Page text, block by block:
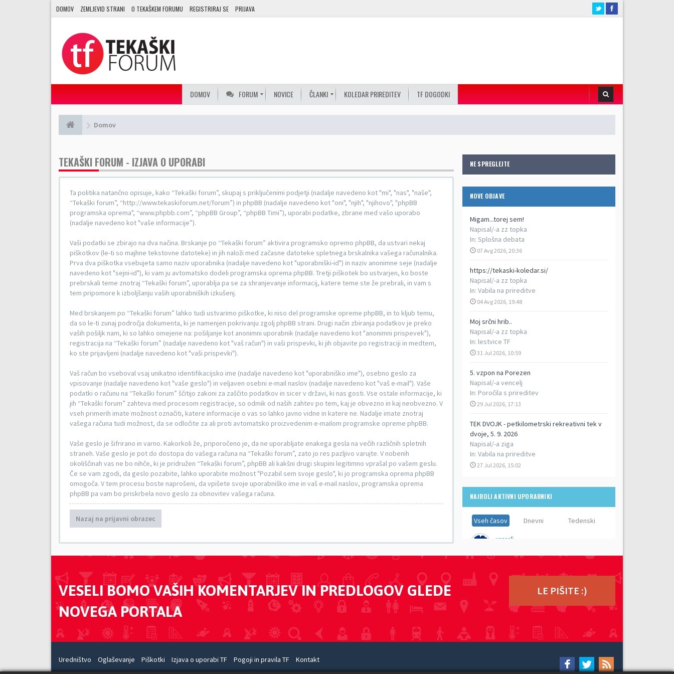
DOMOV ZEMLJEVID STRANI O TEKAŠKEM FORUMU REGISTRIRAJ SE PRIJAVA
DOMOV FORUM NOVICE ČLANKI KOLEDAR PRIREDITEV TF DOGODKI
Domov
NE SPREGLEJTE
NOVE OBJAVE
Migam...torej sem!
Napisal/-a zz topka
In: Splošna debata
07 Avg 2026, 20:36
https://tekaski-koledar.si/
Napisal/-a zz topka
In: Vabila na prireditve
04 Avg 2026, 19:48
Moj srčni hrib..
Napisal/-a zz topka
In: lestvice TF
31 Jul 2026, 10:59
5. vzpon na Porezen
Napisal/-a vencelj
In: Poročila s prireditev
29 Jul 2026, 17:13
TEK DVOJK - petkilometrski rekreativni tek v
dvoje, 5. 9. 2026
Napisal/-a ziga
In: Vabila na prireditve
27 Jul 2026, 15:02
NAJBOLJ AKTIVNI UPORABNIKI
Vseh časov Dnevni Tedenski
vencelj
ZdravkoC
Prispevkov:
ero
lenči
TEKAŠKI FORUM - IZJAVA O UPORABI
Ta politika natančno opisuje, kako “Tekaški forum”, skupaj s priključenimi podjetji (nadalje navedeno kot "mi", "nas", "naše",
“Tekaški forum”, “http://www.tekaskiforum.net/forum”) in phpBB (nadalje navedeno kot "oni", "njih", "njihovo", "phpBB
programska oprema", “www.phpbb.com”, “phpBB Group”, “phpBB Timi”), uporabi podatke, zbrane med vašo uporabo
(nadalje navedeno kot "vaše informacije”).
Vaši podatki se zbirajo na dva načina. Brskanje po “Tekaški forum” aktivira programsko opremo phpBB, da ustvari nekaj
piškotkov (le-ti so majhne tekstovne datoteke) in jih naloži med začasne datoteke spletnega brskalnika vašega računalnika.
Prva dva piškotka vsebujeta samo naziv uporabnika (nadalje navedeno kot "uporabniški-id") in naziv anonimne seje (nadalje
navedeno kot "sejni-id"), ki vam ju avtomatsko dodeli programska oprema phpBB. Tretji piškotek bo ustvarjen, ko boste
prebrskali teme znotraj “Tekaški forum”, uporablja pa se za shranjevanje informacij, katere teme ste že prebrali, in vam s
tem pripomore k izboljšanju vaših uporabniških izkušenj.
Med brskanjem po “Tekaški forum” lahko tudi ustvarimo piškotke, ki niso del programske opreme phpBB, in to kljub temu,
da so le-ti zunaj področja dokumenta, ki je namenjen pokrivanju zgolj phpBB strani. Drugi način zbiranja podatkov je preko
vaših pošiljk nam, ki so lahko omejene na: pošiljanje kot anonimni uporabnik (nadalje navedeno kot "anonimni prispevek"),
registracija na “Tekaški forum” (nadalje navedeno kot "vaš račun") in vaši prispevki, ki jih objavite po registraciji in medtem,
ko ste prijavljeni (nadalje navedeno kot "vaši prispevki").
Vaš račun bo vseboval vsaj unikatno identifikacijsko ime (nadalje navedeno kot "uporabniško ime"), osebno geslo za
vpisovanje (nadalje navedeno kot "vaše geslo") in veljaven osebni e-mail naslov (nadalje navedeno kot "vaš e-mail"). Vaše
podatki o računu na “Tekaški forum” ščitijo zakoni za zaščito podatkov in sicer v državi, ki nas gosti. Vse ostale informacije, ki
jih “Tekaški forum” zahteva med procesom registracije, so odmik od naših zahtev po tem, kaj je obvezno in kaj neobvezno. V
vseh primerih imate možnost označiti, katere informacije o vas so lahko javno vidne in katere ne. Nadalje imate znotraj
vašega računa tudi možnost, da se odločite za ali proti avtomatsko proizvedenim e-mailom programske opreme phpBB.
Vaše geslo je šifrirano in varno. Kakorkoli že, priporočeno je, da ne uporabljate enakega gesla na večih različnih spletnih
straneh. Vaše geslo je pot do dostopa do vašega računa na “Tekaški forum”, zato jo res pazljivo varujte. V nobenih
okoliščinah vas ne bo nihče, ki je pridružen “Tekaški forum”, phpBB ali kakšni drugi skupini legitimno vprašal po vašem geslu.
Če se vam zgodi, da geslo pozabite, lahko uporabite možnost "Pozabil sem svoje geslo", ki jo programska oprema phpBB
omogoča. V tem procesu boste naprošeni, da vpišete svoje uporabniško ime in vaš e-mail naslov, programska oprema
phpBB pa vam bo priskrbela novo geslo za obnovitev vašega računa.
Nazaj na prijavni obrazec
VESELI BOMO VAŠIH KOMENTARJEV IN PREDLOGOV GLEDE
NOVEGA PORTALA
LE PIŠITE :)
Uredništvo Oglaševanje Piškotki Izjava o uporabi TF Pogoji in pravila TF Kontakt